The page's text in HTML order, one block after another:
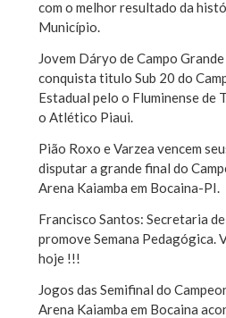
com o melhor resultado da
Município.
Jovem Dáryo de Campo
conquista titulo Sub 20 do
Estadual pelo o Fluminense de
o Atlético Piaui.
Pião Roxo e Varzea vencem
disputar a grande final do
Arena Kaiamba em Bocaina-PI.
Francisco Santos: Secretaria
promove Semana Pedagógica.
hoje !!!
Jogos das Semifinal do
Arena Kaiamba em Bocaina